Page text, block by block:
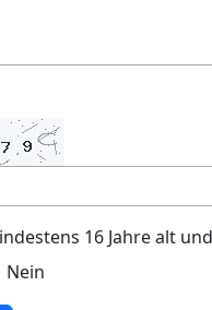
16 Jahre alt
Nein